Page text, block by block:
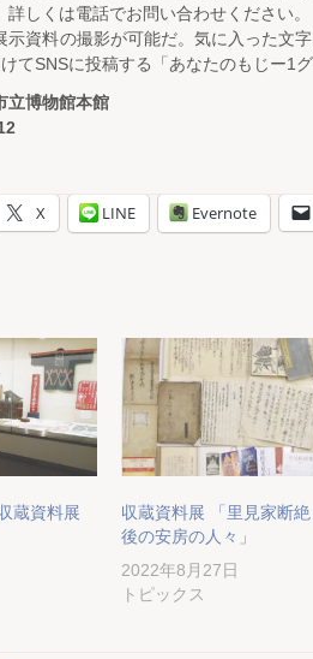
しくは電話でお問い合わせください。
示資料の撮影が可能だ。気に入った文
てSNSに投稿する「あなたのもじー1
立博物館本館
X LINE Evernote
蔵資料展
収蔵資料展 「里見家断
後の安房の人々」
2022年8月27日
トピックス